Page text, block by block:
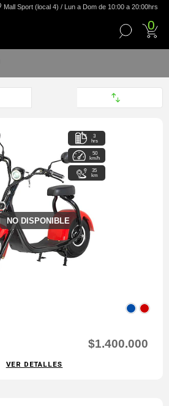
Mall Sport (local 4) / Lun a Dom de 10:00 a 20:00hrs
0
NO DISPONIBLE
3
hrs
50
km/h
35
km
$1.400.000
VER DETALLES